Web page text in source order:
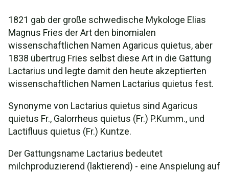
1821 gab der große schwedische Mykologe Elias
Magnus Fries der Art den binomialen
wissenschaftlichen Namen Agaricus quietus, aber
1838 übertrug Fries selbst diese Art in die Gattung
Lactarius und legte damit den heute akzeptierten
wissenschaftlichen Namen Lactarius quietus fest.
Synonyme von Lactarius quietus sind Agaricus
quietus Fr., Galorrheus quietus (Fr.) P.Kumm., und
Lactifluus quietus (Fr.) Kuntze.
Der Gattungsname Lactarius bedeutet
milchproduzierend (laktierend) - eine Anspielung auf